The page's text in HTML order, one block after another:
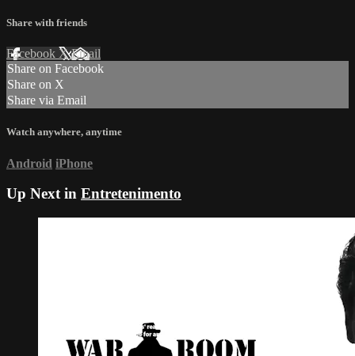
Share with friends
Facebook XEmail
Share on Facebook
Share on X
Share via Email
Watch anywhere, anytime
Android iPhone
Up Next in Entretenimento